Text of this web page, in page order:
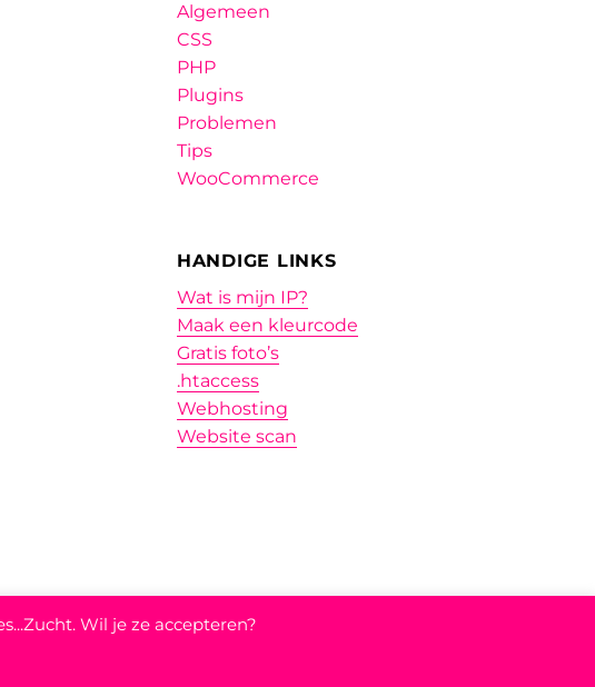
Algemeen
CSS
PHP
Plugins
Problemen
Tips
WooCommerce
HANDIGE LINKS
Wat is mijn IP?
Maak een kleurcode
Gratis foto’s
.htaccess
Webhosting
Website scan
Wil je ze accepteren?